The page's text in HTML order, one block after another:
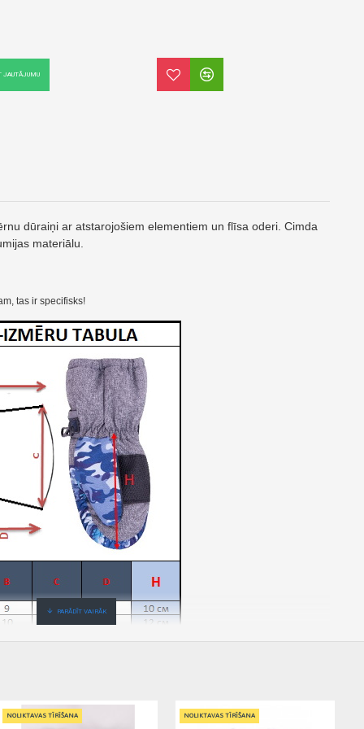
JAUTĀJUMU
dūraiņi ar atstarojošiem elementiem un flīsa oderi. Cimda
materiālu.
tas ir specifisks!
NOLIKTAVAS TĪRĪŠANA NOLIKTAVAS TĪRĪŠANA